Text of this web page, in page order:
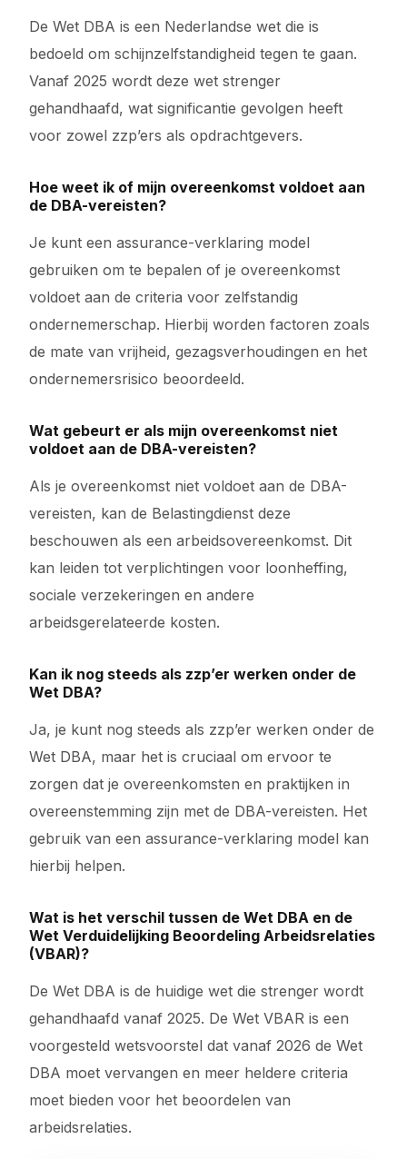
De Wet DBA is een Nederlandse wet die is
bedoeld om schijnzelfstandigheid tegen te gaan.
Vanaf 2025 wordt deze wet strenger
gehandhaafd, wat significantie gevolgen heeft
voor zowel zzp’ers als opdrachtgevers.
Hoe weet ik of mijn overeenkomst voldoet aan
de DBA-vereisten?
Je kunt een assurance-verklaring model
gebruiken om te bepalen of je overeenkomst
voldoet aan de criteria voor zelfstandig
ondernemerschap. Hierbij worden factoren zoals
de mate van vrijheid, gezagsverhoudingen en het
ondernemersrisico beoordeeld.
Wat gebeurt er als mijn overeenkomst niet
voldoet aan de DBA-vereisten?
Als je overeenkomst niet voldoet aan de DBA-
vereisten, kan de Belastingdienst deze
beschouwen als een arbeidsovereenkomst. Dit
kan leiden tot verplichtingen voor loonheffing,
sociale verzekeringen en andere
arbeidsgerelateerde kosten.
Kan ik nog steeds als zzp’er werken onder de
Wet DBA?
Ja, je kunt nog steeds als zzp’er werken onder de
Wet DBA, maar het is cruciaal om ervoor te
zorgen dat je overeenkomsten en praktijken in
overeenstemming zijn met de DBA-vereisten. Het
gebruik van een assurance-verklaring model kan
hierbij helpen.
Wat is het verschil tussen de Wet DBA en de
Wet Verduidelijking Beoordeling Arbeidsrelaties
(VBAR)?
De Wet DBA is de huidige wet die strenger wordt
gehandhaafd vanaf 2025. De Wet VBAR is een
voorgesteld wetsvoorstel dat vanaf 2026 de Wet
DBA moet vervangen en meer heldere criteria
moet bieden voor het beoordelen van
arbeidsrelaties.